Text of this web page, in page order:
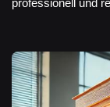
professionell und